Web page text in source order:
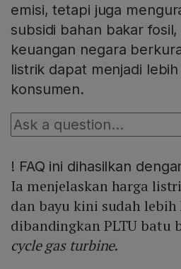
emisi, tetapi juga
subsidi bahan bakar
keuangan negara
listrik dapat menjadi
konsumen.
! FAQ ini dihasilkan
Ia menjelaskan harga
dan bayu kini sudah
dibandingkan PLTU batu
cycle gas turbine.